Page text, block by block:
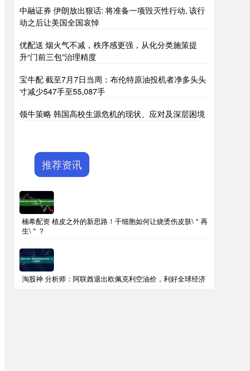
中融证券 伊朗放出狠话: 将准备一项毁灭性行动, 该行
动之后让美国全国哀悼
优配送 烟火气不减，秩序感更强，从化分类施策提
升“门前三包”治理精度
宝牛配 截至7月7日当周：布伦特原油投机者净多头头
寸减少547手至55,087手
领牛策略 韩国高校生源危机的现状、应对及深层困境
推荐资讯
楠希配资 植皮之外的新思路！干细胞如何让烧烫伤皮肤\＂再
生\＂？
淘股神 分析师：阿联酋退出欧佩克利空油价，利好全球经济